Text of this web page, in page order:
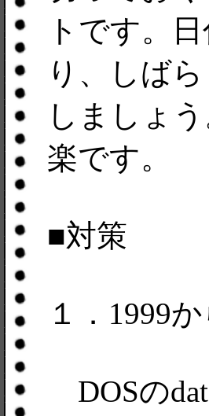
トです。
り、しば
しましょ
楽です。
■対策
１．1999
DOSの